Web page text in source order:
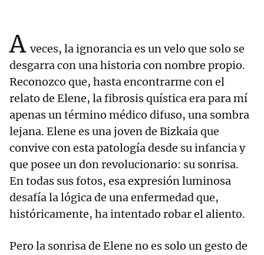
A veces, la ignorancia es un velo que solo se
desgarra con una historia con nombre propio.
Reconozco que, hasta encontrarme con el
relato de Elene, la fibrosis quística era para mí
apenas un término médico difuso, una sombra
lejana. Elene es una joven de Bizkaia que
convive con esta patología desde su infancia y
que posee un don revolucionario: su sonrisa.
En todas sus fotos, esa expresión luminosa
desafía la lógica de una enfermedad que,
históricamente, ha intentado robar el aliento.
Pero la sonrisa de Elene no es solo un gesto de